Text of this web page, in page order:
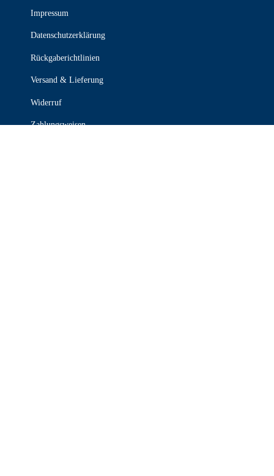
Impressum
Datenschutzerklärung
Rückgaberichtlinien
Versand & Lieferung
Widerruf
Zahlungsweisen